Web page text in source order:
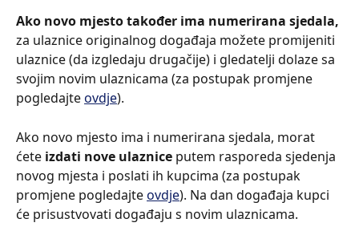
Ako novo mjesto također ima numerirana sjedala,
za ulaznice originalnog događaja možete promijeniti
ulaznice (da izgledaju drugačije) i gledatelji dolaze sa
svojim novim ulaznicama (za postupak promjene
pogledajte ovdje).
Ako novo mjesto ima i numerirana sjedala, morat
ćete izdati nove ulaznice putem rasporeda sjedenja
novog mjesta i poslati ih kupcima (za postupak
promjene pogledajte ovdje). Na dan događaja kupci
će prisustvovati događaju s novim ulaznicama.